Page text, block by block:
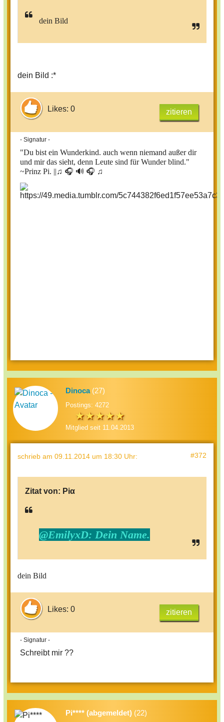
dein Bild
dein Bild :*
Likes: 0 zitieren
- Signatur -
"Du bist ein Wunderkind. auch wenn niemand außer dir
und mir das sieht, denn Leute sind für Wunder blind."
~Prinz Pi. ||♫ 🎧 🔊 🎧 ♫
Dinoca(27)
Postings: 4272
Mitglied seit 11.04.2013
schrieb am 09.11.2014 um 18:30 Uhr: #372
Zitat von: Piα
@EmilyxD: Dein Name.
dein Bild
Likes: 0 zitieren
- Signatur -
Schreibt mir ??
Pi**** (abgemeldet) (22)